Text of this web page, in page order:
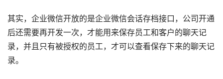
其实，企业微信开放的是企业微信会话存档接口，公司开通
后还需要再开发一次，才能用来保存员工和客户的聊天记
录，并且只有被授权的员工，才可以查看保存下来的聊天记
录。